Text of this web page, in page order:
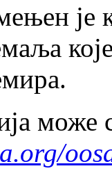
је
може